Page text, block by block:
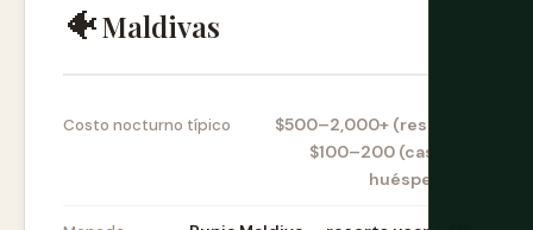
🐠Maldivas
Costo nocturno típico
$500–2,000+ (resort) /
$100–200 (casa de
huéspedes)